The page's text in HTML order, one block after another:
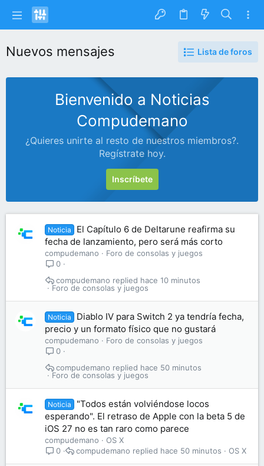
Nuevos mensajes Lista de foros
Bienvenido a Noticias
Compudemano
¿Quieres unirte al resto de nuestros miembros?.
Regístrate hoy.
Inscríbete
Noticia
El Capítulo 6 de Deltarune reafirma su
fecha de lanzamiento, pero será más corto
compudemano
Foro de consolas y juegos
0
Foro de consolas y juegos
hace 10 minutos
compudemano
Noticia
Diablo IV para Switch 2 ya tendría fecha,
precio y un formato físico que no gustará
compudemano
Foro de consolas y juegos
0
Foro de consolas y juegos
hace 50 minutos
compudemano
Noticia
"Todos están volviéndose locos
esperando". El retraso de Apple con la beta 5 de
iOS 27 no es tan raro como parece
compudemano
OS X
0
OS X
hace 50 minutos
compudemano